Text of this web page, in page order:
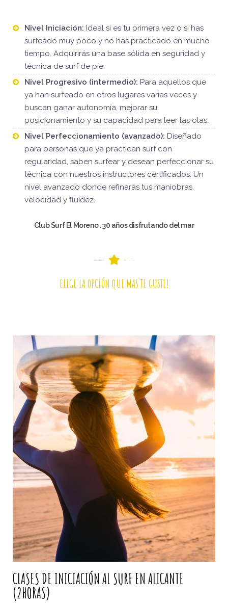
Nivel Iniciación: Ideal si es tu primera vez o si has
surfeado muy poco y no has practicado en mucho
tiempo. Adquirirás una base sólida en seguridad y
técnica de surf de pie.
Nivel Progresivo (intermedio): Para aquellos que
ya han surfeado en otros lugares varias veces y
buscan ganar autonomía, mejorar su
posicionamiento y su capacidad para leer las olas.
Nivel Perfeccionamiento (avanzado): Diseñado
para personas que ya practican surf con
regularidad, saben surfear y desean perfeccionar su
técnica con nuestros instructores certificados. Un
nivel avanzado donde refinarás tus maniobras,
velocidad y fluidez.
Club Surf El Moreno . 30 años disfrutando del mar
ELIGE LA OPCIÓN QUE MAS TE GUSTE!
CLASES DE INICIACIÓN AL SURF EN ALICANTE
(2HORAS)